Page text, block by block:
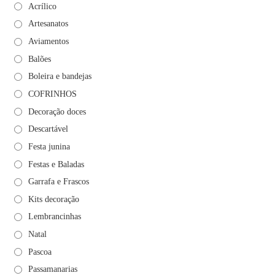
Acrílico
Artesanatos
Aviamentos
Balões
Boleira e bandejas
COFRINHOS
Decoração doces
Descartável
Festa junina
Festas e Baladas
Garrafa e Frascos
Kits decoração
Lembrancinhas
Natal
Pascoa
Passamanarias